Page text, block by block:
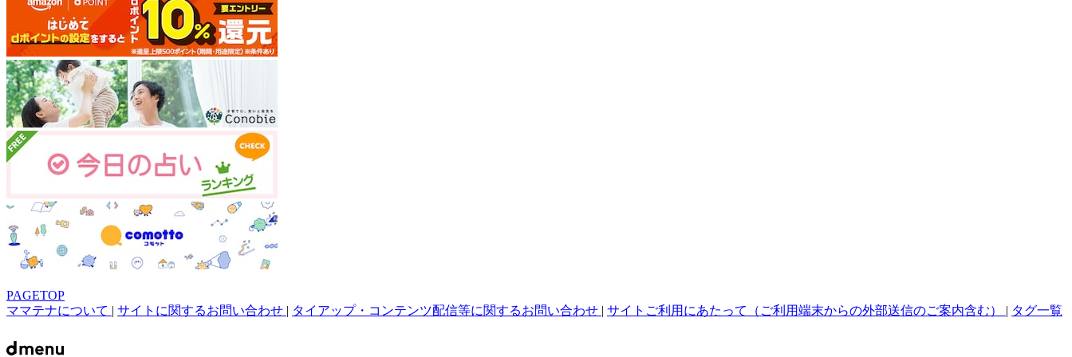
PAGETOP
ママテナについて | サイトに関するお問い合わせ | タイアップ・コンテンツ配信等に関するお問い合わせ | サイトご利用にあたって（ご利用端末からの外部送信のご案内含む） | タグ一覧